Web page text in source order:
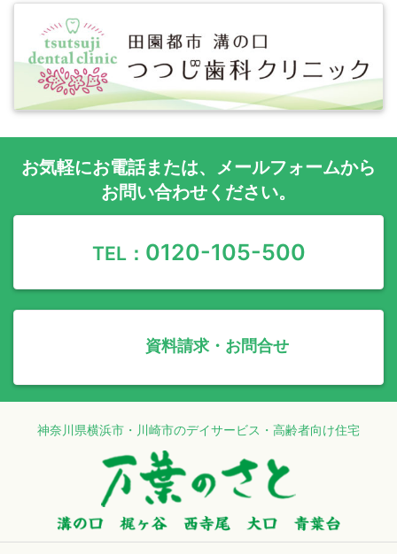
お気軽にお電話または、 メールフォームから
お問い合わせください。
TEL： 0120-105-500
資料請求・お問合せ
神奈川県横浜市・川崎市のデイサービス・高齢者向け住宅